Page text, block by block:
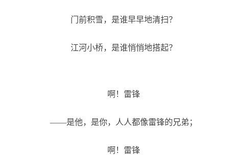
门前积雪，是谁早早地清扫？
江河小桥，是谁悄悄地搭起？
啊！雷锋
——是他，是你，人人都像雷锋的兄弟；
啊！雷锋